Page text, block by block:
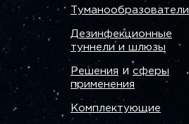
Туманообразователи
Дезинфекционные
туннели и шлюзы
Решения и сферы
применения
Комплектующие